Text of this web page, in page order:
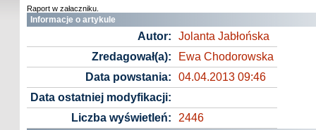
Raport w załaczniku.
Informacje o artykule
Autor:
Jolanta Jabłońska
Zredagował(a):
Ewa Chodorowska
Data powstania:
04.04.2013 09:46
Data ostatniej modyfikacji:
Liczba wyświetleń:
2446